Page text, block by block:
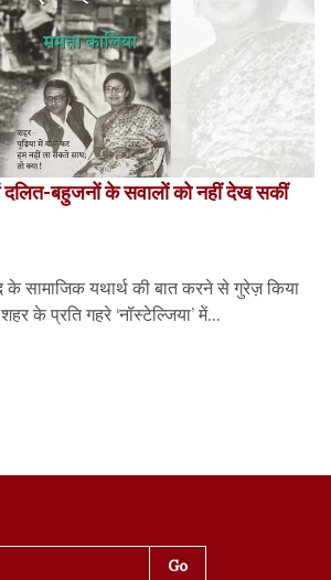
दलित-बहुजनों के सवालों को नहीं देख सकीं
के सामाजिक यथार्थ की बात करने से गुरेज़ किया
के प्रति गहरे ‘नॉस्टेल्जिया’ में...